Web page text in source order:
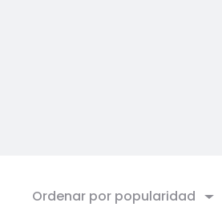
Ordenar por popularidad